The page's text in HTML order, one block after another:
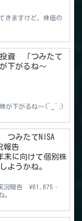
きますけど、株価の
資 「つみたて
下がるね～
が下がるね～(^_^;)
つみたてNISA
報告
に向けて個別株
ようかね。
況報告 ¥61,875‐
。